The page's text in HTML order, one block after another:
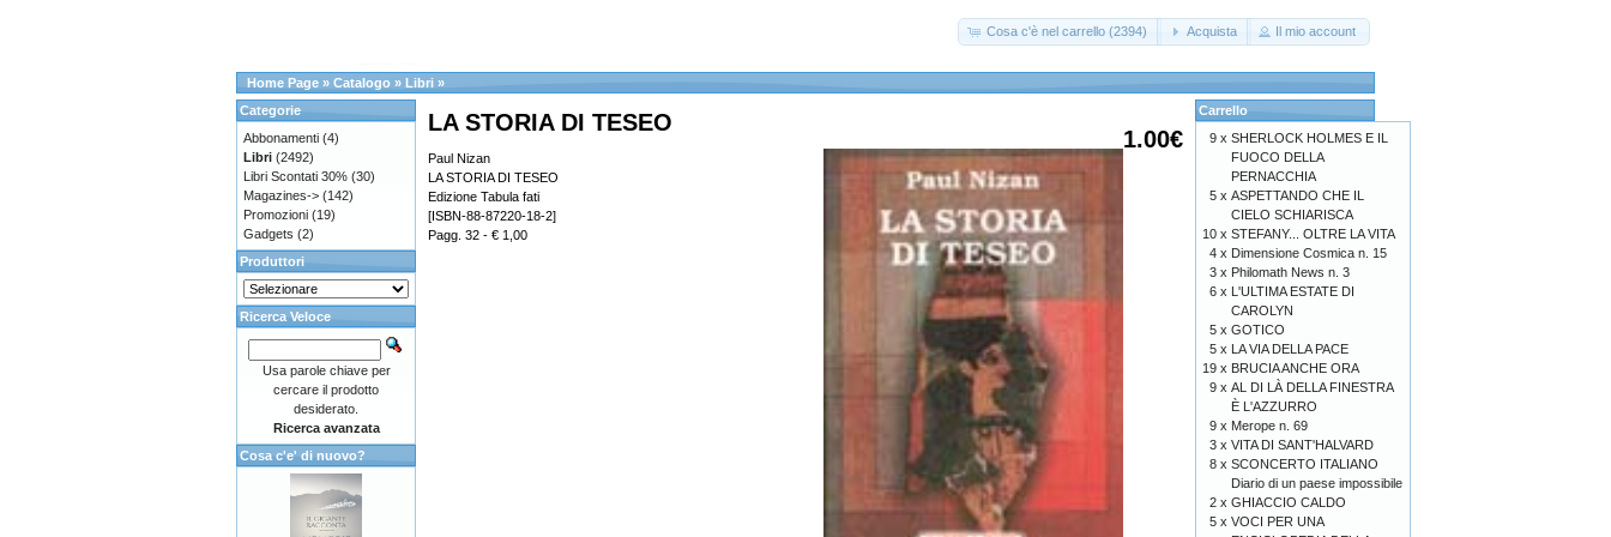
Cosa c'è nel carrello (2394) Acquista Il mio account
Home Page » Catalogo » Libri »
1.00€
LA STORIA DI TESEO
Paul Nizan
LA STORIA DI TESEO
Edizione Tabula fati
[ISBN-88-87220-18-2]
Pagg. 32 - € 1,00
Categorie
Abbonamenti (4)
Libri (2492)
Libri Scontati 30% (30)
Magazines-> (142)
Promozioni (19)
Gadgets (2)
Produttori
Ricerca Veloce
Usa parole chiave per
cercare il prodotto
desiderato.
Ricerca avanzata
Cosa c'e' di nuovo?
Carrello
9 x SHERLOCK HOLMES E IL
FUOCO DELLA
PERNACCHIA
5 x ASPETTANDO CHE IL
CIELO SCHIARISCA
10 x STEFANY... OLTRE LA VITA
4 x Dimensione Cosmica n. 15
3 x Philomath News n. 3
6 x L'ULTIMA ESTATE DI
CAROLYN
5 x GOTICO
5 x LA VIA DELLA PACE
19 x BRUCIA ANCHE ORA
9 x AL DI LÀ DELLA FINESTRA
È L'AZZURRO
9 x Merope n. 69
3 x VITA DI SANT'HALVARD
8 x SCONCERTO ITALIANO
Diario di un paese impossibile
2 x GHIACCIO CALDO
5 x VOCI PER UNA